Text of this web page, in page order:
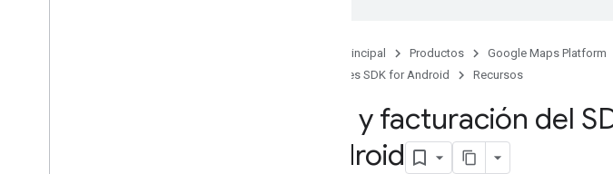
Página principal Productos Google Maps Platform
Places SDK for Android
Recursos
Uso y facturación del
Android